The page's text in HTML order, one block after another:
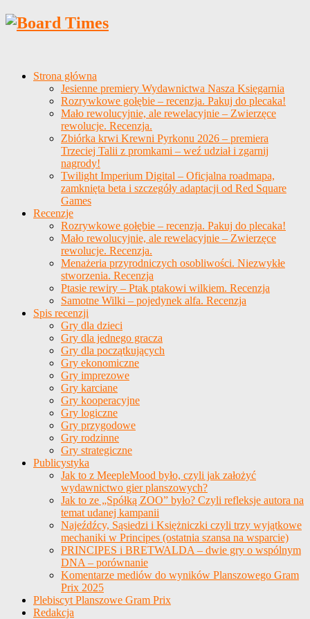
Strona główna
Jesienne premiery Wydawnictwa Nasza Księgarnia
Rozrywkowe gołębie – recenzja. Pakuj do plecaka!
Mało rewolucyjnie, ale rewelacyjnie – Zwierzęce
rewolucje. Recenzja.
Zbiórka krwi Krewni Pyrkonu 2026 – premiera
Trzeciej Talii z promkami – weź udział i zgarnij
nagrody!
Twilight Imperium Digital – Oficjalna roadmapa,
zamknięta beta i szczegóły adaptacji od Red Square
Games
Recenzje
Rozrywkowe gołębie – recenzja. Pakuj do plecaka!
Mało rewolucyjnie, ale rewelacyjnie – Zwierzęce
rewolucje. Recenzja.
Menażeria przyrodniczych osobliwości. Niezwykłe
stworzenia. Recenzja
Ptasie rewiry – Ptak ptakowi wilkiem. Recenzja
Samotne Wilki – pojedynek alfa. Recenzja
Spis recenzji
Gry dla dzieci
Gry dla jednego gracza
Gry dla początkujących
Gry ekonomiczne
Gry imprezowe
Gry karciane
Gry kooperacyjne
Gry logiczne
Gry przygodowe
Gry rodzinne
Gry strategiczne
Publicystyka
Jak to z MeepleMood było, czyli jak założyć
wydawnictwo gier planszowych?
Jak to ze „Spółką ZOO” było? Czyli refleksje autora na
temat udanej kampanii
Najeźdźcy, Sąsiedzi i Księżniczki czyli trzy wyjątkowe
mechaniki w Principes (ostatnia szansa na wsparcie)
PRINCIPES i BRETWALDA – dwie gry o wspólnym
DNA – porównanie
Komentarze mediów do wyników Planszowego Gram
Prix 2025
Plebiscyt Planszowe Gram Prix
Redakcja